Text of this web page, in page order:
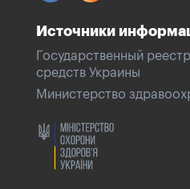
Источники
Государственный
средств Украины
Министерство